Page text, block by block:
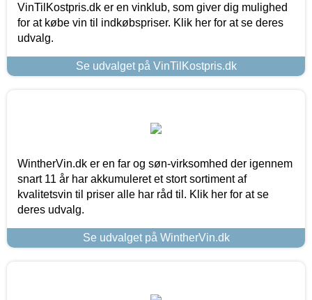
VinTilKostpris.dk er en vinklub, som giver dig mulighed
for at købe vin til indkøbspriser. Klik her for at se deres
udvalg.
Se udvalget på VinTilKostpris.dk
WintherVin.dk er en far og søn-virksomhed der igennem
snart 11 år har akkumuleret et stort sortiment af
kvalitetsvin til priser alle har råd til. Klik her for at se
deres udvalg.
Se udvalget på WintherVin.dk